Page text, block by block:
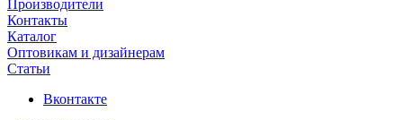
Производители
Контакты
Каталог
Оптовикам и дизайнерам
Статьи
Вконтакте